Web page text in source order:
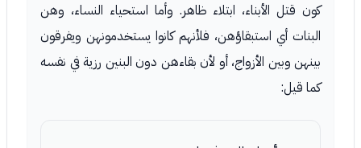
كون قتل الأبناء، ابتلاء ظاهر. وأما استحياء النساء، وهن
البنات أي استبقاؤهن، فلأنهم كانوا يستخدمونهن ويفرقون
بينهن وبين الأزواج، أو لأن بقاءهن دون البنين رزية في نفسه
كما قيل: